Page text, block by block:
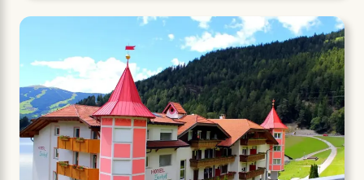
udsigtspunkter
ved
Lago
d’Iseo